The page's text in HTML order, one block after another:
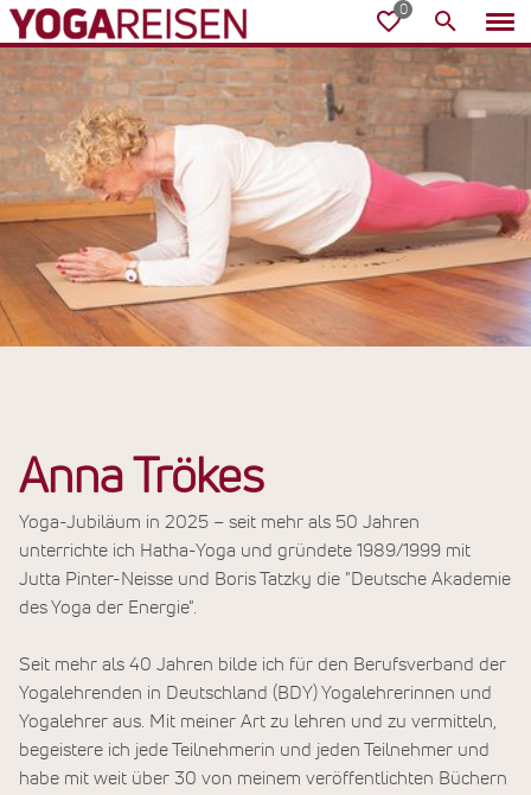
Anna Trökes
Yoga-Jubiläum in 2025 – seit mehr als 50 Jahren
unterrichte ich Hatha-Yoga und gründete 1989/1999 mit
Jutta Pinter-Neisse und Boris Tatzky die "Deutsche Akademie
des Yoga der Energie".
Seit mehr als 40 Jahren bilde ich für den Berufsverband der
Yogalehrenden in Deutschland (BDY) Yogalehrerinnen und
Yogalehrer aus. Mit meiner Art zu lehren und zu vermitteln,
begeistere ich jede Teilnehmerin und jeden Teilnehmer und
habe mit weit über 30 von meinem veröffentlichten Büchern